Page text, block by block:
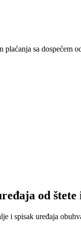
sa dospećem
od štete
i spisak uređaja